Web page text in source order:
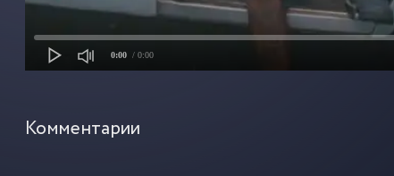
0:00 / 0:00
Комментарии